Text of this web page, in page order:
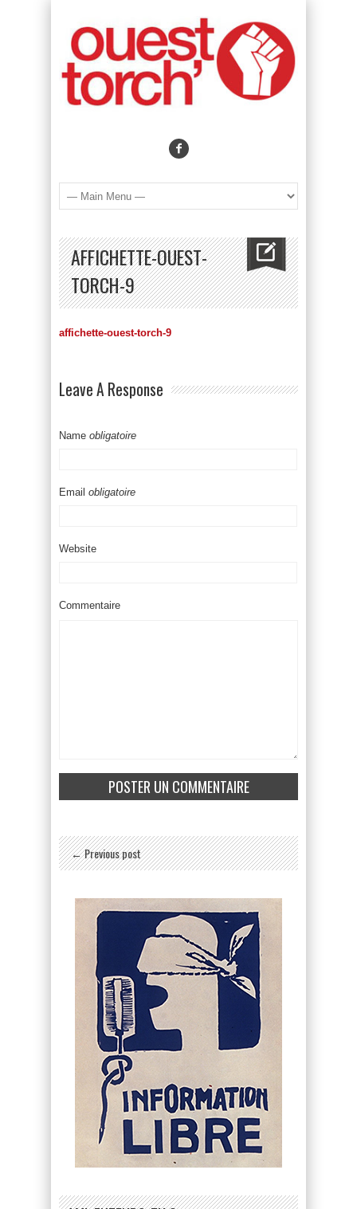
AFFICHETTE-OUEST-
TORCH-9
affichette-ouest-torch-9
Leave A Response
Name obligatoire
Email obligatoire
Website
Commentaire
← Previous post